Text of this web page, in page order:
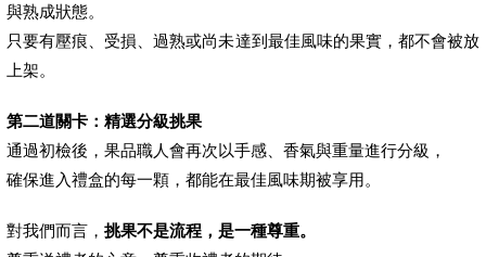
與熟成狀態。
只要有壓痕、受損、過熟或尚未達到最佳風味的果實，都不會被放
上架。
第二道關卡：精選分級挑果
通過初檢後，果品職人會再次以手感、香氣與重量進行分級，
確保進入禮盒的每一顆，都能在最佳風味期被享用。
對我們而言， 挑果不是流程，是一種尊重。